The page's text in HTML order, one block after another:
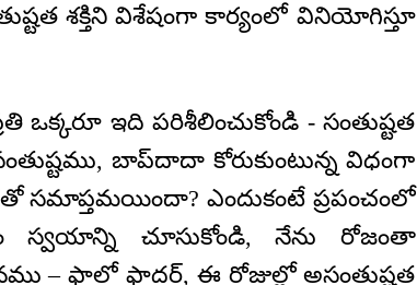
శక్తిని విశేషంగా కార్యంలో వినియోగిస్తూ
ఒక్కరూ ఇది పరిశీలించుకోండి - సంతుష్టత
బాప్‍దాదా కోరుకుంటున్న విధంగా
సమాప్తమయిందా? ఎందుకంటే ప్రపంచంలో
స్వయాన్ని చూసుకోండి, నేను రోజంతా
– ఫాలో ఫాదర్, ఈ రోజుల్లో అసంతుష్టత